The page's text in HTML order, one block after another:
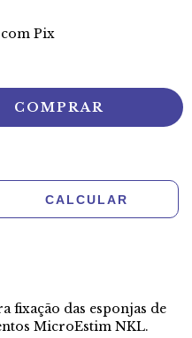
Pix
CALCULAR
fixação das esponjas de
MicroEstim NKL.